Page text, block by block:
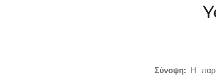
Σύνοψη: Η